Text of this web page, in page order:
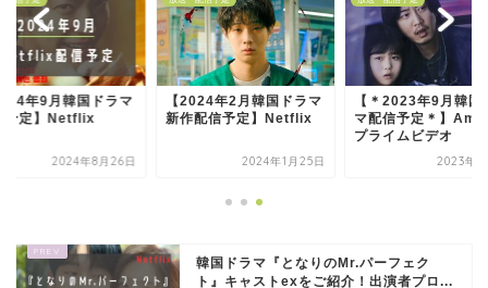
年9月韓国ドラマ
予定】Netflix
2024年8月26日
【2024年2月韓国ドラマ
新作配信予定】Netflix
2024年1月25日
【＊2023年9月韓国
マ配信予定＊】
プライムビデオ
2023年9
韓国ドラマ『となりのMr.パーフェク
ト』キャストexをご紹介！出演者プロ...